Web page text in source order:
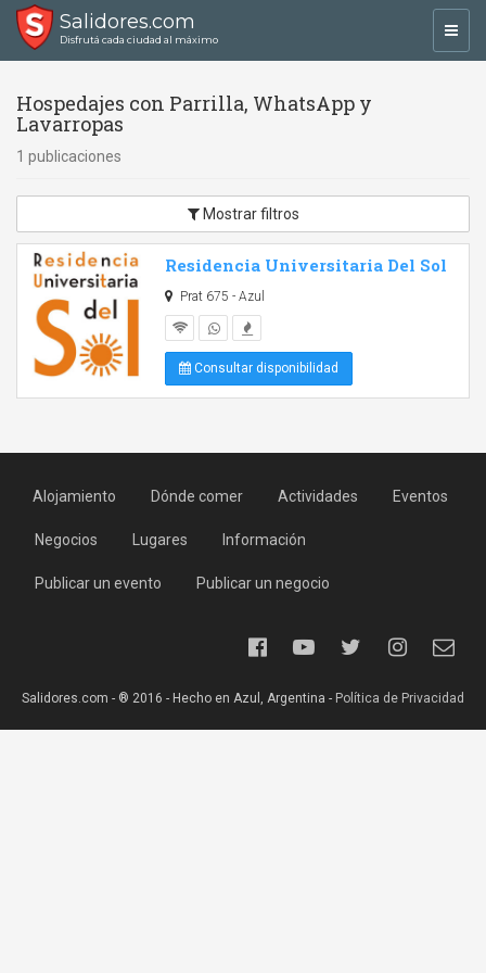
Salidores.com
Disfrutá cada ciudad al máximo
Hospedajes con Parrilla, WhatsApp y
Lavarropas
1 publicaciones
Mostrar filtros
Residencia Universitaria Del Sol
Prat 675 - Azul
Consultar disponibilidad
Alojamiento Dónde comer Actividades Eventos
Negocios Lugares Información
Publicar un evento Publicar un negocio
Salidores.com - ® 2016 - Hecho en Azul, Argentina - Política de Privacidad